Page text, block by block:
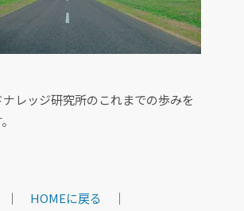
レッジ研究所のこれまでの歩みを
｜ HOMEに戻る ｜